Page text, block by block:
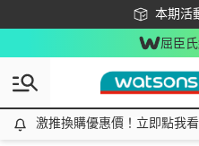
本期活
下載
屈臣
激推換購優惠價！立即點我看
激推換購優惠價！立即點我看